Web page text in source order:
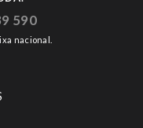
590
nacional.